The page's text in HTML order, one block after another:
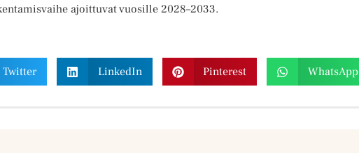
ajoittuvat vuosille 2028–2033.
Twitter LinkedIn Pinterest WhatsApp